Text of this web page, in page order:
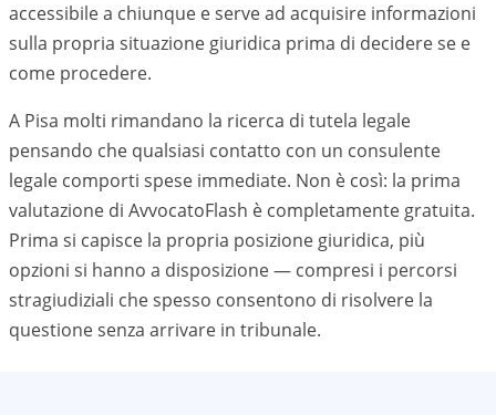
accessibile a chiunque e serve ad acquisire informazioni
sulla propria situazione giuridica prima di decidere se e
come procedere.
A Pisa molti rimandano la ricerca di tutela legale
pensando che qualsiasi contatto con un consulente
legale comporti spese immediate. Non è così: la prima
valutazione di AvvocatoFlash è completamente gratuita.
Prima si capisce la propria posizione giuridica, più
opzioni si hanno a disposizione — compresi i percorsi
stragiudiziali che spesso consentono di risolvere la
questione senza arrivare in tribunale.